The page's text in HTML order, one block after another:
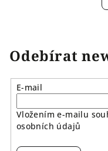
Odebírat
E-mail
Vložením e-mailu
osobních údajů